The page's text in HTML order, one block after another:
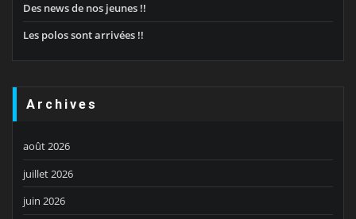
Des news de nos jeunes !!
Les polos sont arrivées !!
Archives
août 2026
juillet 2026
juin 2026